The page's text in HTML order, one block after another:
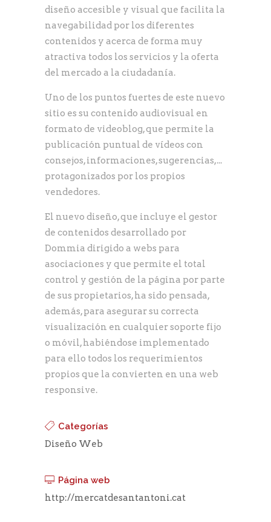
diseño accesible y visual que facilita la
navegabilidad por los diferentes
contenidos y acerca de forma muy
atractiva todos los servicios y la oferta
del mercado a la ciudadanía.
Uno de los puntos fuertes de este nuevo
sitio es su contenido audiovisual en
formato de videoblog, que permite la
publicación puntual de vídeos con
consejos, informaciones, sugerencias,...
protagonizados por los propios
vendedores.
El nuevo diseño, que incluye el gestor
de contenidos desarrollado por
Dommia dirigido a webs para
asociaciones y que permite el total
control y gestión de la página por parte
de sus propietarios, ha sido pensada,
además, para asegurar su correcta
visualización en cualquier soporte fijo
o móvil, habiéndose implementado
para ello todos los requerimientos
propios que la convierten en una web
responsive.
Categorías
Diseño Web
Página web
http://mercatdesantantoni.cat